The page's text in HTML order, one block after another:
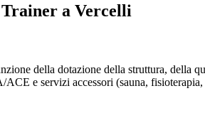
a Vercelli
della dotazione della struttura, della
e servizi accessori (sauna,